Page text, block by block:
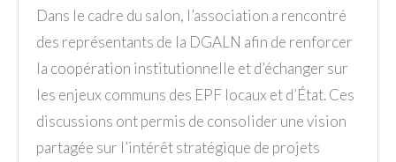
Dans le cadre du salon, l’association a rencontré
des représentants de la DGALN afin de renforcer
la coopération institutionnelle et d’échanger sur
les enjeux communs des EPF locaux et d’État. Ces
discussions ont permis de consolider une vision
partagée sur l’intérêt stratégique de projets